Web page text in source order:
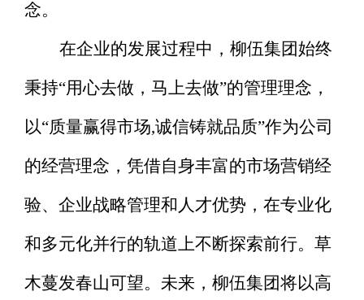
念。
在企业的发展过程中，柳伍集团始终
秉持“用心去做，马上去做”的管理理念，
以“质量赢得市场,诚信铸就品质”作为公司
的经营理念，凭借自身丰富的市场营销经
验、企业战略管理和人才优势，在专业化
和多元化并行的轨道上不断探索前行。草
木蔓发春山可望。未来，柳伍集团将以高